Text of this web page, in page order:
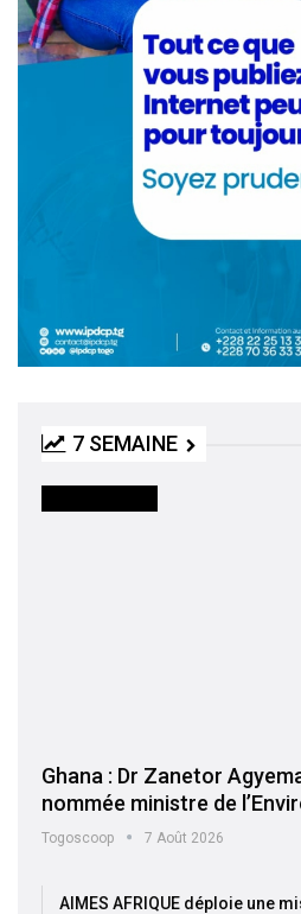
7 SEMAINE
Ghana : Dr Zanetor
nommée ministre de
Togoscoop 7 Août 2026
AIMES AFRIQUE déploie une